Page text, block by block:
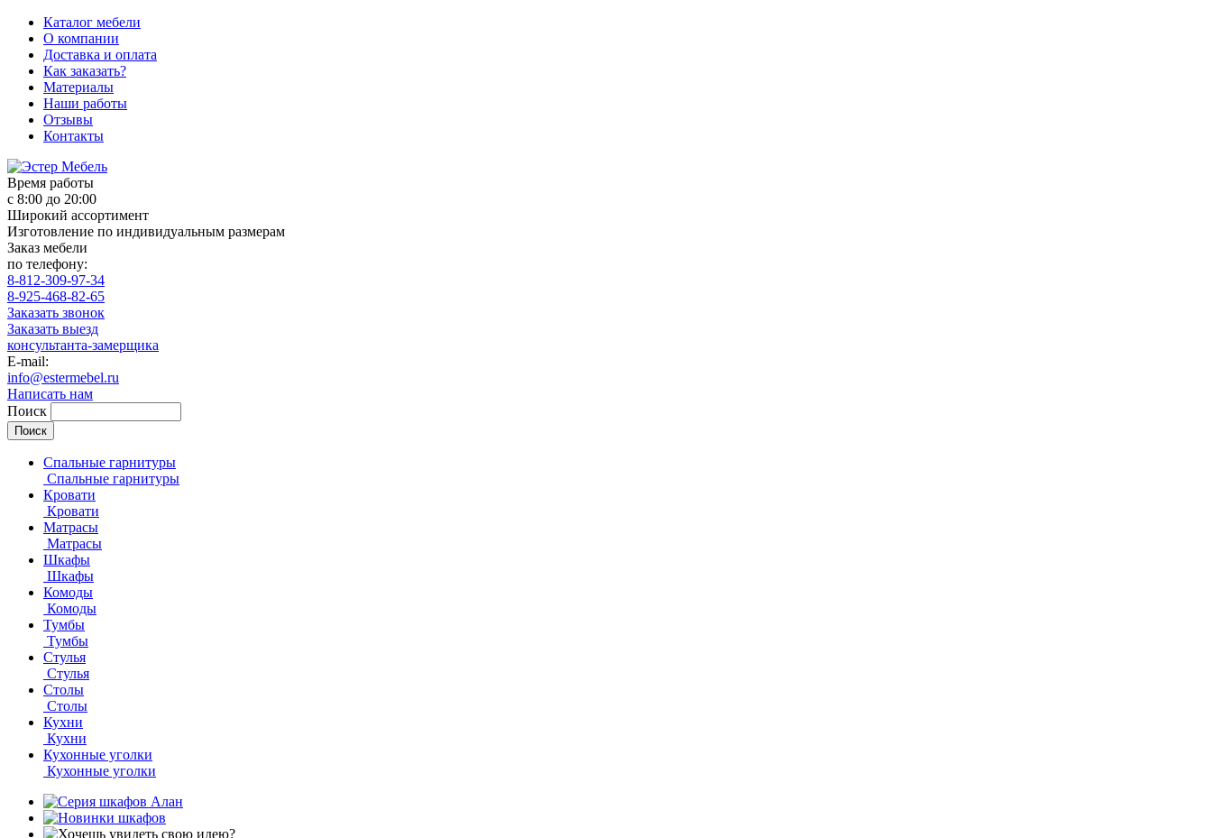
Каталог мебели
О компании
Доставка и оплата
Как заказать?
Материалы
Наши работы
Отзывы
Контакты
Время работы
с 8:00 до 20:00
Широкий ассортимент
Изготовление по индивидуальным размерам
Заказ мебели
по телефону:
8-812-309-97-34
8-925-468-82-65
Заказать звонок
Заказать выезд
консультанта-замерщика
E-mail:
info@estermebel.ru
Написать нам
Поиск
Спальные гарнитуры
Спальные гарнитуры
Кровати
Кровати
Матрасы
Матрасы
Шкафы
Шкафы
Комоды
Комоды
Тумбы
Тумбы
Стулья
Стулья
Столы
Столы
Кухни
Кухни
Кухонные уголки
Кухонные уголки